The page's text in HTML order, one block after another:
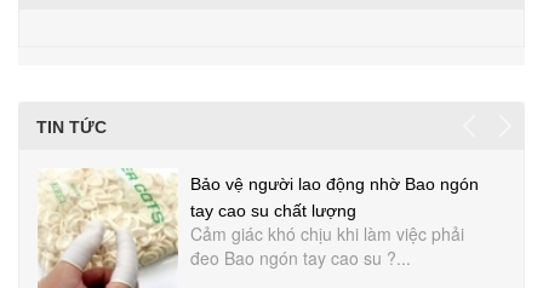
TIN TỨC
Bảo vệ người lao động nhờ Bao ngón
tay cao su chất lượng
Cảm giác khó chịu khi làm việc phải
đeo Bao ngón tay cao su ?...